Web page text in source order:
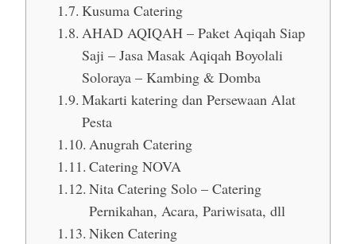
Kusuma Catering
AHAD AQIQAH – Paket Aqiqah Siap
Saji – Jasa Masak Aqiqah Boyolali
Soloraya – Kambing & Domba
Makarti katering dan Persewaan Alat
Pesta
Anugrah Catering
Catering NOVA
Nita Catering Solo – Catering
Pernikahan, Acara, Pariwisata, dll
Niken Catering